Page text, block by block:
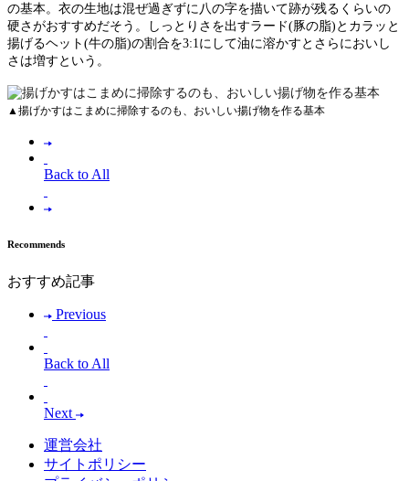
の基本。衣の生地は混ぜ過ぎずに八の字を描いて跡が残るくらいの
硬さがおすすめだそう。しっとりさを出すラード(豚の脂)とカラッと
揚げるヘット(牛の脂)の割合を3:1にして油に溶かすとさらにおいし
さは増すという。
▲揚げかすはこまめに掃除するのも、おいしい揚げ物を作る基本
Back to All
Recommends
おすすめ記事
Previous
Back to All
Next
運営会社
サイトポリシー